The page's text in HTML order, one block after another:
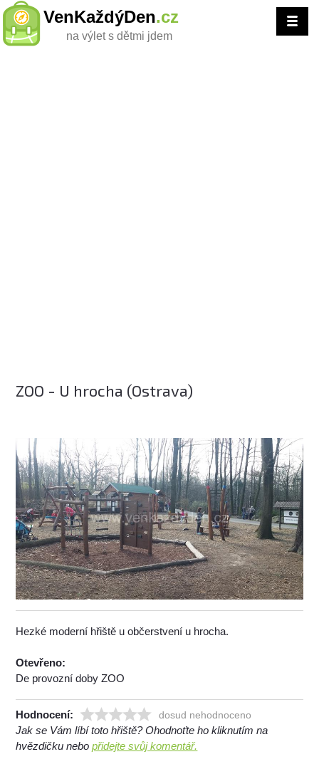
VenKaždýDen.cz
na výlet s dětmi jdem
ZOO - U hrocha (Ostrava)
Hezké moderní hřiště u občerstvení u hrocha.
Otevřeno:
De provozní doby ZOO
Hodnocení: dosud nehodnoceno
Jak se Vám líbí toto hřiště? Ohodnoťte ho kliknutím na
hvězdičku nebopřidejte svůj komentář.